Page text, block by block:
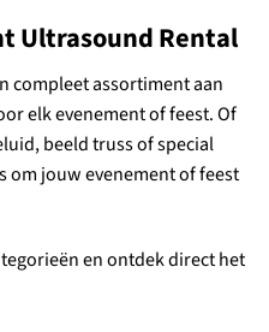
Ultrasound Rental
compleet assortiment aan
elk evenement of feest. Of
beeld truss of special
om jouw evenement of feest
en ontdek direct het